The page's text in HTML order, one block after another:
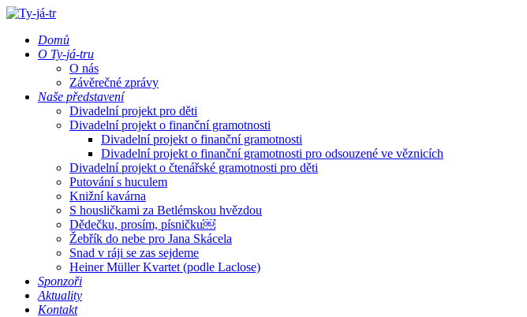
Domů
O Ty-já-tru
O nás
Závěrečné zprávy
Naše představení
Divadelní projekt pro děti
Divadelní projekt o finanční gramotnosti
Divadelní projekt o finanční gramotnosti
Divadelní projekt o finanční gramotnosti pro odsouzené ve věznicích
Divadelní projekt o čtenářské gramotnosti pro děti
Putování s huculem
Knižní kavárna
S housličkami za Betlémskou hvězdou
Dědečku, prosím, písničku￼
Žebřík do nebe pro Jana Skácela
Snad v ráji se zas sejdeme
Heiner Müller Kvartet (podle Laclose)
Sponzoři
Aktuality
Kontakt